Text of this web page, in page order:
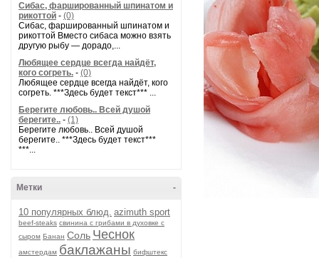
Сибас, фаршированный шпинатом и
рикоттой - (0)
Сибас, фаршированный шпинатом и
рикоттой Вместо сибаса можно взять
другую рыбу — дорадо,...
Любящее сердце всегда найдёт,
кого согреть. - (0)
Любящее сердце всегда найдёт, кого
согреть. ***Здесь будет текст*** ...
Берегите любовь.. Всей душой
берегите.. - (1)
Берегите любовь.. Всей душой
берегите.. ***Здесь будет текст***
***...
-
Метки
10 популярных блюд. azimuth sport
beef-stеаks cвинина с грибами в духовке с
сыром Банан Соль Чеснок
амстердам баклажаны бифштекс